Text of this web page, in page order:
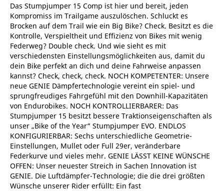
Das Stumpjumper 15 Comp ist hier und bereit, jeden
Kompromiss im Trailgame auszulöschen. Schluckt es
Brocken auf dem Trail wie ein Big Bike? Check. Besitzt es die
Kontrolle, Verspieltheit und Effizienz von Bikes mit wenig
Federweg? Double check. Und wie sieht es mit
verschiedensten Einstellungsmöglichkeiten aus, damit du
dein Bike perfekt an dich und deine Fahrweise anpassen
kannst? Check, check, check. NOCH KOMPETENTER: Unsere
neue GENIE Dämpfertechnologie vereint ein spiel- und
sprungfreudiges Fahrgefühl mit den Downhill-Kapazitäten
von Endurobikes. NOCH KONTROLLIERBARER: Das
Stumpjumper 15 besitzt bessere Traktionseigenschaften als
unser „Bike of the Year“ Stumpjumper EVO. ENDLOS
KONFIGURIERBAR: Sechs unterschiedliche Geometrie-
Einstellungen, Mullet oder Full 29er, veränderbare
Federkurve und vieles mehr. GENIE LÄSST KEINE WÜNSCHE
OFFEN: Unser neuester Streich in Sachen Innovation ist
GENIE. Die Luftdämpfer-Technologie; die die drei größten
Wünsche unserer Rider erfüllt: Ein fast